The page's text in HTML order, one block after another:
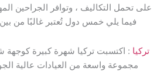
على تحمل التكاليف ، وتوافر الجراحين
فيما يلي خمس دول تُعتبر غالبًا من
تركيا : اكتسبت تركيا شهرة كبيرة كوجهة
مجموعة واسعة من العيادات عالية